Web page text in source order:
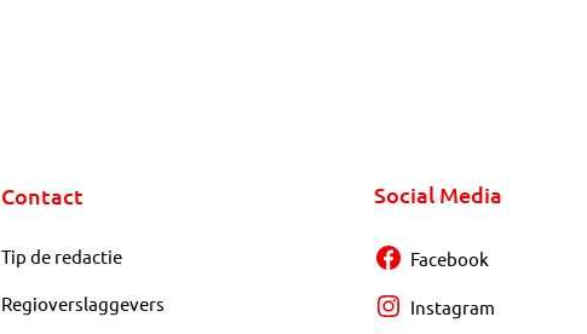
Contact
Tip de redactie
Regioverslaggevers
Social Media
Facebook
Instagram